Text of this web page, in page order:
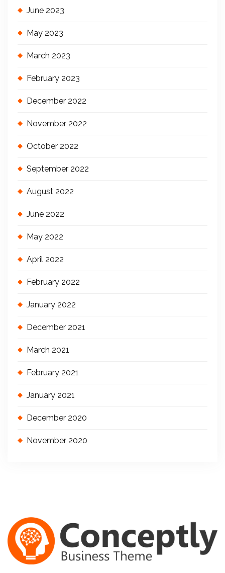
June 2023
May 2023
March 2023
February 2023
December 2022
November 2022
October 2022
September 2022
August 2022
June 2022
May 2022
April 2022
February 2022
January 2022
December 2021
March 2021
February 2021
January 2021
December 2020
November 2020